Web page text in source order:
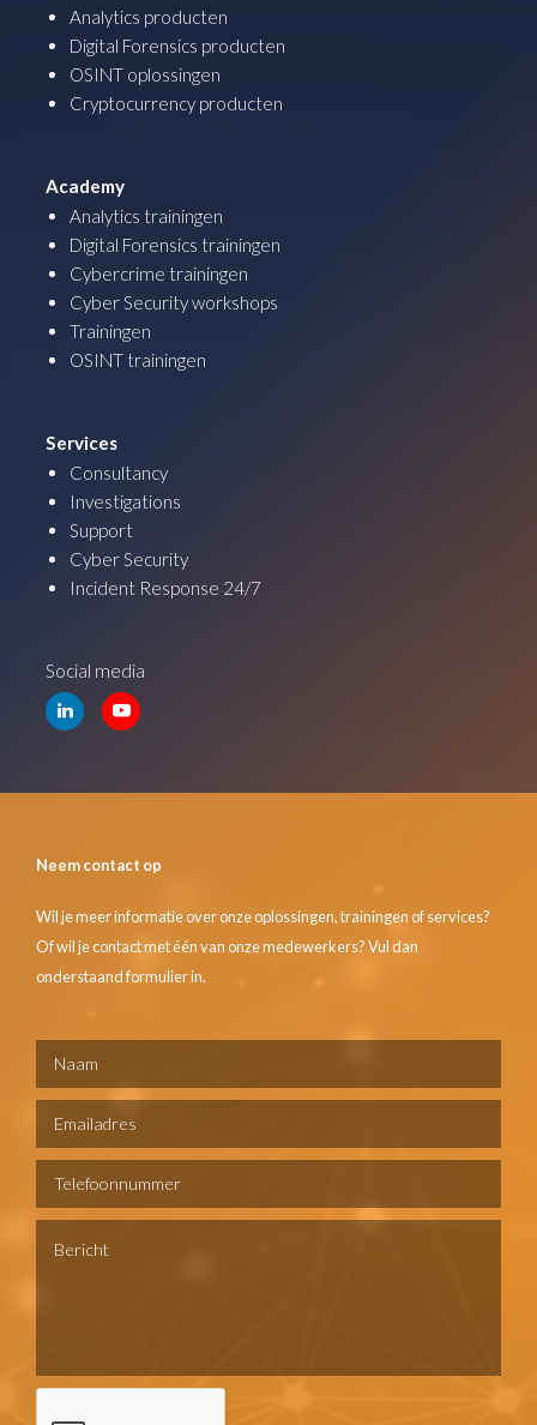
Analytics producten
Digital Forensics producten
OSINT oplossingen
Cryptocurrency producten
Academy
Analytics trainingen
Digital Forensics trainingen
Cybercrime trainingen
Cyber Security workshops
Trainingen
OSINT trainingen
Services
Consultancy
Investigations
Support
Cyber Security
Incident Response 24/7
Social media
Neem contact op
Wil je meer informatie over onze oplossingen, trainingen of services?
Of wil je contact met één van onze medewerkers? Vul dan
onderstaand formulier in.